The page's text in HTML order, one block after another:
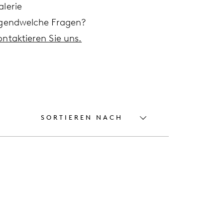
Fragen?
Sie uns.
SORTIEREN NACH